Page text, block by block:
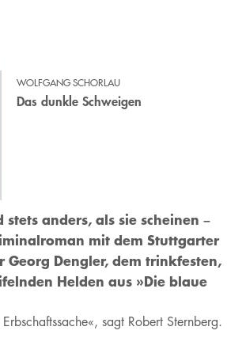
WOLFGANG SCHORLAU
Das dunkle Schweigen
stets anders, als sie scheinen –
mit dem Stuttgarter
Georg Dengler, dem trinkfesten,
Helden aus »Die blaue
sagt Robert Sternberg.